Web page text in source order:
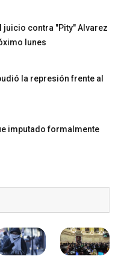
juicio contra "Pity" Alvarez
lunes
la represión frente al
imputado formalmente